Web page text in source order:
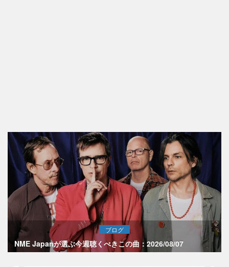
ブログ
NME Japanが選ぶ今週聴くべきこの曲：2026/08/07